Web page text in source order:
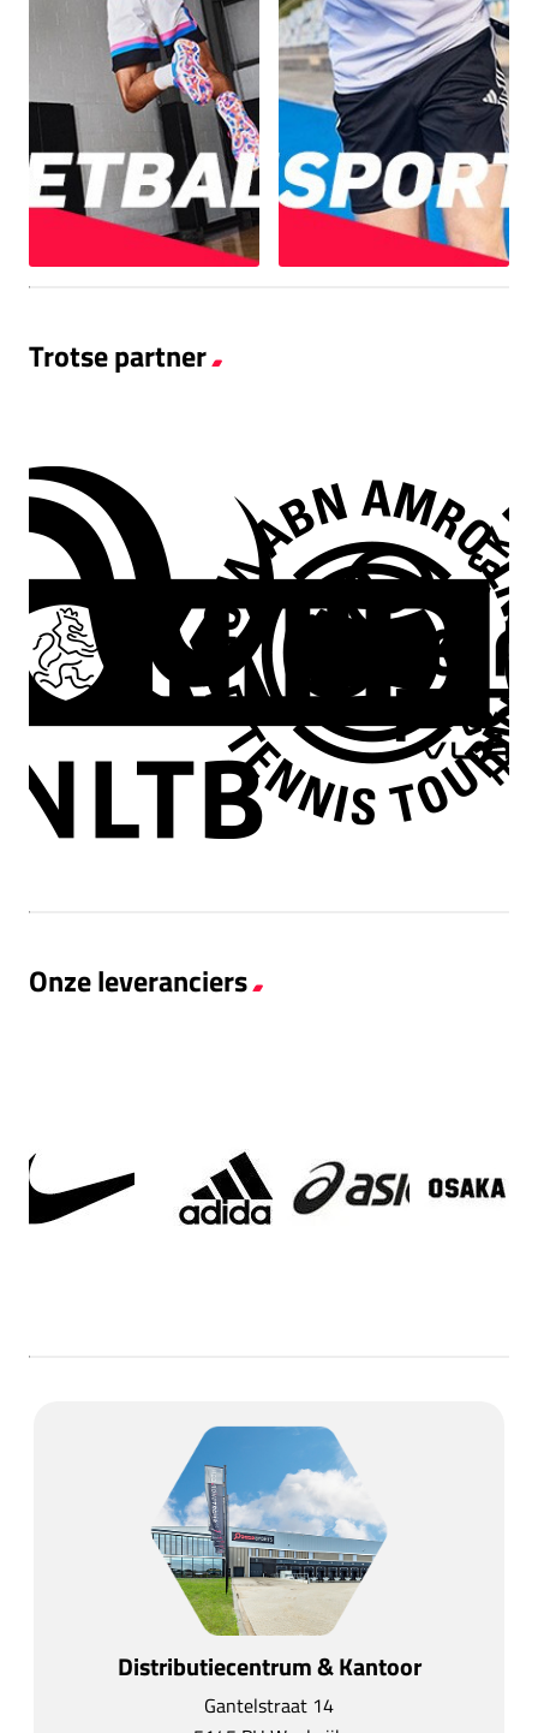
Trotse partner
Onze leveranciers
Distributiecentrum & Kantoor
Gantelstraat 14